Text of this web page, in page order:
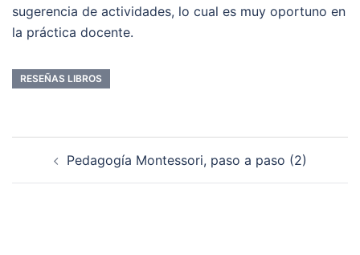
sugerencia de actividades, lo cual es muy oportuno en
la práctica docente.
RESEÑAS LIBROS
Pedagogía Montessori, paso a paso (2)